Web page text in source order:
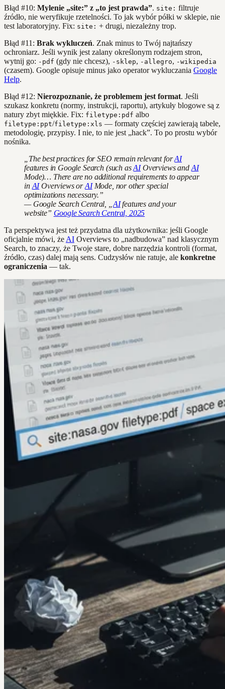
Błąd #10: Mylenie „site:” z „to jest prawda”. site: filtruje
źródło, nie weryfikuje rzetelności. To jak wybór półki w sklepie, nie
test laboratoryjny. Fix: site: + drugi, niezależny trop.
Błąd #11: Brak wykluczeń. Znak minus to Twój najtańszy
ochroniarz. Jeśli wynik jest zalany określonym rodzajem stron,
wytnij go: -pdf (gdy nie chcesz), -sklep, -allegro, -wikipedia
(czasem). Google opisuje minus jako operator wykluczania Google
Help.
Błąd #12: Nierozpoznanie, że problemem jest format. Jeśli
szukasz konkretu (normy, instrukcji, raportu), artykuły blogowe są z
natury zbyt miękkie. Fix: filetype:pdf albo
filetype:ppt/filetype:xls — formaty częściej zawierają tabele,
metodologię, przypisy. I nie, to nie jest „hack”. To po prostu wybór
nośnika.
„The best practices for SEO remain relevant forAI
features in Google Search (such asAIOverviews and AI
Mode)… There are no additional requirements to appear
in AIOverviews orAIMode, nor other special
optimizations necessary.”
— Google Search Central, „ AIfeatures and your
website” Google Search Central, 2025
Ta perspektywa jest też przydatna dla użytkownika: jeśli Google
oficjalnie mówi, że AI Overviews to „nadbudowa” nad klasycznym
Search, to znaczy, że Twoje stare, dobre narzędzia kontroli (format,
źródło, czas) dalej mają sens. Cudzysłów nie ratuje, ale konkretne
ograniczenia — tak.